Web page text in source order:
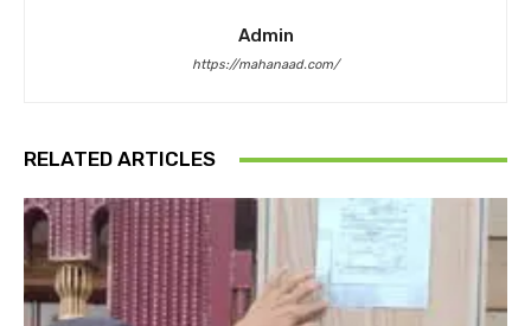
Admin
https://mahanaad.com/
RELATED ARTICLES